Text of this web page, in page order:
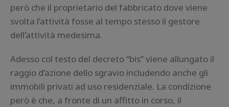
però che il proprietario del fabbricato dove viene
svolta l’attività fosse al tempo stesso il gestore
dell’attività medesima.
Adesso col testo del decreto “bis” viene allungato il
raggio d’azione dello sgravio includendo anche gli
immobili privati ad uso residenziale. La condizione
però è che, a fronte di un affitto in corso, il